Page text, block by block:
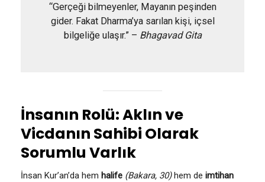
“Gerçeği bilmeyenler, Mayanın peşinden
gider. Fakat Dharma’ya sarılan kişi, içsel
bilgeliğe ulaşır.” – Bhagavad Gita
İnsanın Rolü: Aklın ve
Vicdanın Sahibi Olarak
Sorumlu Varlık
İnsan Kur’an’da hem halife (Bakara, 30)hem de imtihan